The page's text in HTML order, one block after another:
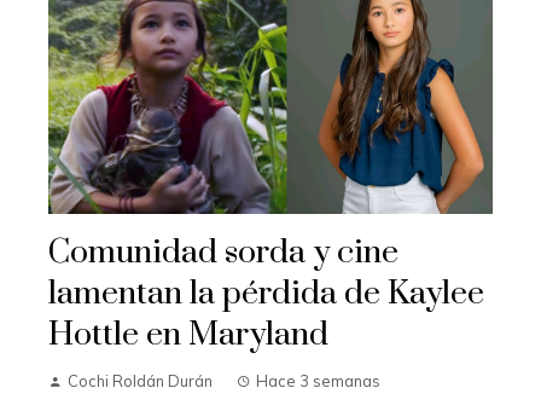
Comunidad sorda y cine
lamentan la pérdida de Kaylee
Hottle en Maryland
Cochi Roldán Durán Hace 3 semanas